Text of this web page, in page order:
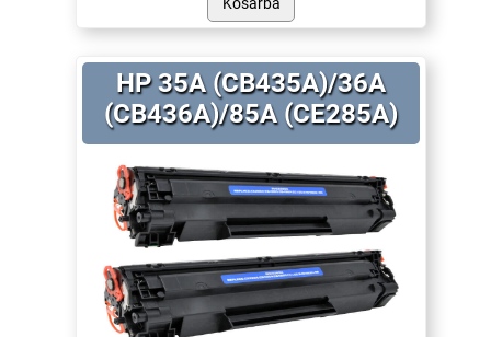
HP 35A (CB435A)/36A
(CB436A)/85A (CE285A)